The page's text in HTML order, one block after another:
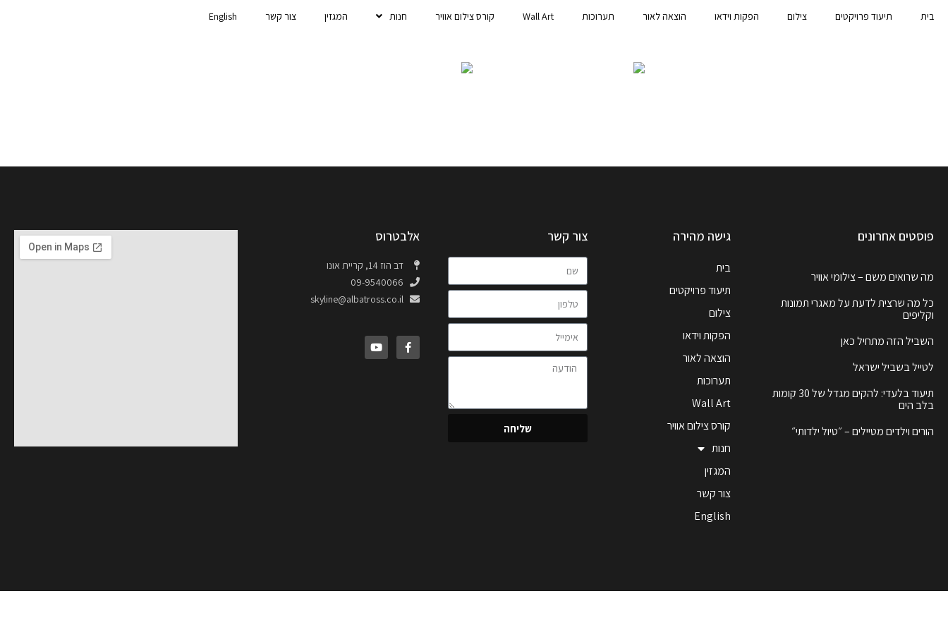
בית תיעוד פרויקטים צילום הפקות וידאו הוצאה לאור תערוכות Wall Art קורס צילום אוויר חנות המגזין צור קשר English
פוסטים אחרונים
מה שרואים משם – צילומי אוויר
כל מה שרצית לדעת על מאגרי תמונות
וקליפים
השביל הזה מתחיל כאן
לטייל בשביל ישראל
תיעוד בלעדי: להקים מגדל של 30 קומות
בלב הים
הורים וילדים מטיילים – ״טיול ילדותי״
גישה מהירה
בית
תיעוד פרויקטים
צילום
הפקות וידאו
הוצאה לאור
תערוכות
Wall Art
קורס צילום אוויר
חנות
המגזין
צור קשר
English
צור קשר
שליחה
אלבטרוס
דב הוז 14, קריית אונו
09-9540066
skyline@albatross.co.il